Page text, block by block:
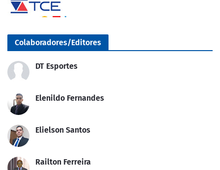
Colaboradores/Editores
DT Esportes
Elenildo Fernandes
Elielson Santos
Railton Ferreira